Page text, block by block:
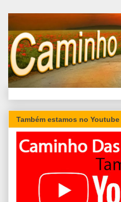
Também estamos no Youtube